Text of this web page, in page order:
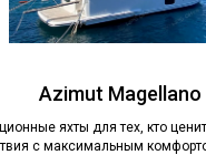
Azimut Magellano
яхты для тех, кто
с максимальным